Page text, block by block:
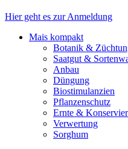
Hier geht es zur Anmeldung
Mais kompakt
Botanik &
Saatgut &
Anbau
Düngung
Biostimulanzien
Pflanzenschutz
Ernte &
Verwertung
Sorghum